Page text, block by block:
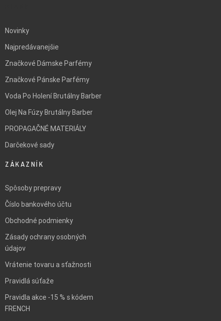
Novinky
Najpredávanejšie
Značkové Dámske Parfémy
Značkové Pánske Parfémy
Voda Po Holení Brutálny Barber
Olej Na Fúzy Brutálny Barber
PROPAGAČNÉ MATERIÁLY
Darčekové sady
ZÁKAZNÍK
Spôsoby prepravy
Číslo bankového účtu
Obchodné podmienky
Zásady ochrany osobných
údajov
Vrátenie tovaru a sťažnosti
Pravidlá súťaže
Pravidla akce -15 % s kódem
FRENCH